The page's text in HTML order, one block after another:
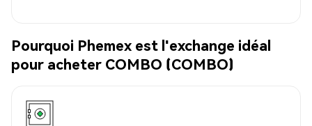
Pourquoi Phemex est l'exchange idéal
pour acheter COMBO (COMBO)